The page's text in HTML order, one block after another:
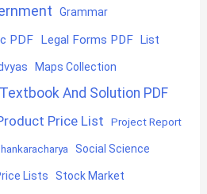
Grammar
PDF Legal Forms PDF List
Maps Collection
Textbook And Solution PDF
Price List Project Report
Social Science
Lists Stock Market